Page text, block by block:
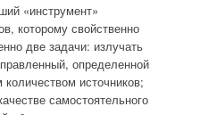
«инструмент»
которому свойственно
две задачи: излучать
определенной
источников;
самостоятельного